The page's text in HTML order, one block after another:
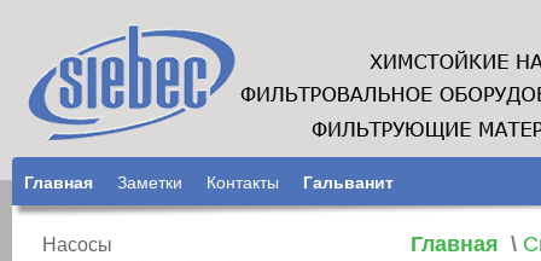
Главная Заметки Контакты Гальванит
Насосы
Главная \